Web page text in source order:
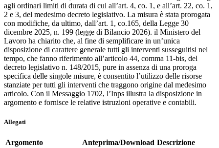
agli ordinari limiti di durata di cui all’art. 4, co. 1, e all’art. 22, co. 1,
2 e 3, del medesimo decreto legislativo. La misura è stata prorogata
con modifiche, da ultimo, dall’art. 1, co.165, della Legge 30
dicembre 2025, n. 199 (legge di Bilancio 2026). il Ministero del
Lavoro ha chiarito che, al fine di semplificare in un’unica
disposizione di carattere generale tutti gli interventi susseguitisi nel
tempo, che fanno riferimento all’articolo 44, comma 11-bis, del
decreto legislativo n. 148/2015, pure in assenza di una proroga
specifica delle singole misure, è consentito l’utilizzo delle risorse
stanziate per tutti gli interventi che traggono origine dal medesimo
articolo. Con il Messaggio 1702, l’Inps illustra la disposizione in
argomento e fornisce le relative istruzioni operative e contabili.
Allegati
Argomento Anteprima/Download Descrizione